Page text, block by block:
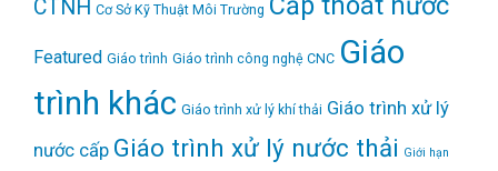
CTNH Cơ Sở Kỹ Thuật Môi Trường
Featured Giáo trình Giáo trình công nghệ CNC Giáo
trình khác Giáo trình xử lý khí thải Giáo trình xử lý
nước cấp Giáo trình xử lý nước thải Giới hạn